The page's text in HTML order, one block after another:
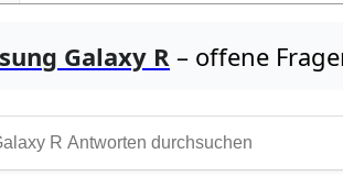
Galaxy R – offene